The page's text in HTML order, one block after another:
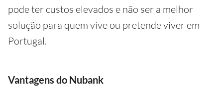
pode ter custos elevados e não ser a melhor
solução para quem vive ou pretende viver em
Portugal.
Vantagens do Nubank